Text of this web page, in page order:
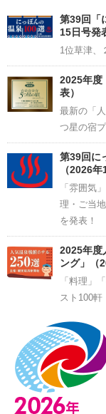
第39回「
15日号発
1位草津、
2025年度
表）
最新の「
つ星の宿
第39回に
（2026
「雰囲気
理・ご当
を発表！
2025年度
ング」（
「料理」
スト100軒